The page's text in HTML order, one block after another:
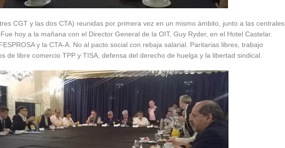
CGT y las dos CTA) reunidas por primera vez en un mismo ámbito, junto a las centrales
hoy a la mañana con el Director General de la OIT, Guy Ryder, en el Hotel Castelar.
y la CTA-A. No al pacto social con rebaja salarial. Paritarias libres, trabajo
de libre comercio TPP y TISA, defensa del derecho de huelga y la libertad sindical.